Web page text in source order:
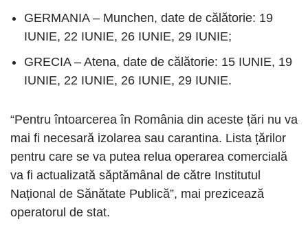
GERMANIA – Munchen, date de călătorie: 19
IUNIE, 22 IUNIE, 26 IUNIE, 29 IUNIE;
GRECIA – Atena, date de călătorie: 15 IUNIE, 19
IUNIE, 22 IUNIE, 26 IUNIE, 29 IUNIE.
“Pentru întoarcerea în România din aceste țări nu va
mai fi necesară izolarea sau carantina. Lista țărilor
pentru care se va putea relua operarea comercială
va fi actualizată săptămânal de către Institutul
Național de Sănătate Publică”, mai prezicează
operatorul de stat.